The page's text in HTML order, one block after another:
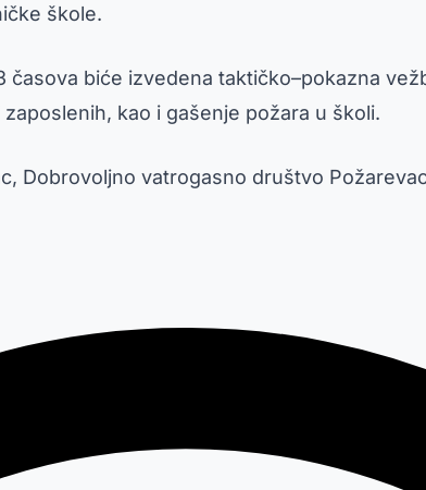
škole.
biće izvedena taktičko–pokazna
kao i gašenje požara u školi.
Dobrovoljno vatrogasno društvo